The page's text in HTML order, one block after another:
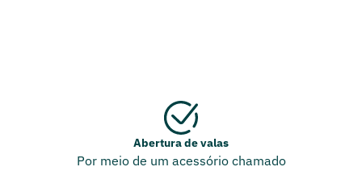
Abertura de valas
Por meio de um acessório chamado